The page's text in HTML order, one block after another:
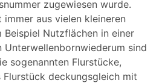
zugewiesen wurde.
aus vielen kleineren
Beispiel Nutzflächen in einer
Unterwellenbornwiederum sind
sogenannten Flurstücke,
deckungsgleich mit